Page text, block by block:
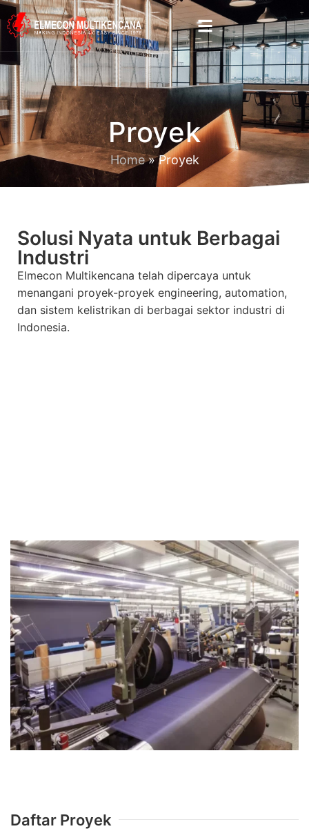
Proyek
Home»Proyek
Solusi Nyata untuk Berbagai
Industri
Elmecon Multikencana telah dipercaya untuk
menangani proyek-proyek engineering, automation,
dan sistem kelistrikan di berbagai sektor industri di
Indonesia.
Daftar Proyek